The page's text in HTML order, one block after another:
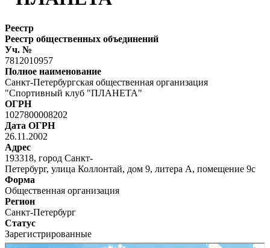
Реестр
Реестр общественных объединений
Уч. №
7812010957
Полное наименование
Санкт-Петербургская общественная организация
"Спортивный клуб "ПЛАНЕТА"
ОГРН
1027800008202
Дата ОГРН
26.11.2002
Адрес
193318, город Санкт-
Петербург, улица Коллонтай, дом 9, литера А, помещение 9с
Форма
Общественная организация
Регион
Санкт-Петербург
Статус
Зарегистрированные